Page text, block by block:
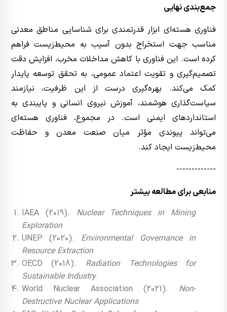
جمع‌بندی نهایی
فناوری هسته‌ای ابزار قدرتمندی برای شناسایی مناطق معدنی
مناسب جهت استخراج بدون آسیب به محیط‌زیست فراهم
کرده است. این فناوری با کاهش مداخلات مخرب، افزایش دقت
تصمیم‌گیری و تقویت اعتماد عمومی، به تحقق توسعه پایدار
کمک می‌کند. بهره‌گیری درست از این ظرفیت، نیازمند
سیاست‌گذاری هوشمند، آموزش نیروی انسانی و پایبندی به
استانداردهای ایمنی است. در مجموع، فناوری هسته‌ای
می‌تواند پیوندی مؤثر میان صنعت معدن و حفاظت
محیط‌زیست ایجاد کند.
-------------
منابعی برای مطالعه بیشتر
IAEA (2019). Nuclear Techniques in Mining
Exploration
UNEP (2020). Environmental Governance in
Resource Extraction
OECD (2018). Radiation Technologies for
Sustainable Industry
World Nuclear Association (2021). Non-
Destructive Nuclear Applications